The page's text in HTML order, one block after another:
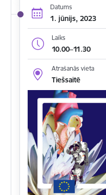
Datums
1. jūnijs, 2023
Laiks
10.00–11.30
Atrašanās vieta
Tiešsaitē